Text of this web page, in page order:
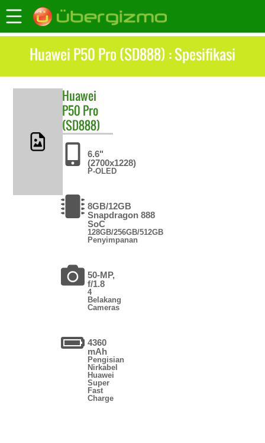
Huawei P50 Pro (SD888) : Spesifikasi
Huawei
P50 Pro
(SD888)
6.6"
(2700x1228)
P-OLED
8GB/12GB
Snapdragon 888
SoC
128GB/256GB/512GB
Penyimpanan
50-MP,
f/1.8
4
Belakang
Cameras
4360
mAh
Pengisian
Nirkabel
Huawei
Super
Fast
Charge